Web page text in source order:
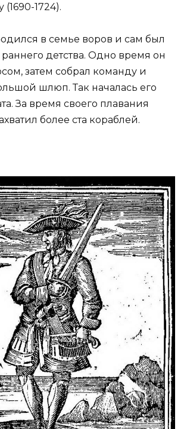
1724).
в семье воров и сам был
детства. Одно время он
затем собрал команду и
шлюп. Так началась его
За время своего плавания
более ста кораблей.